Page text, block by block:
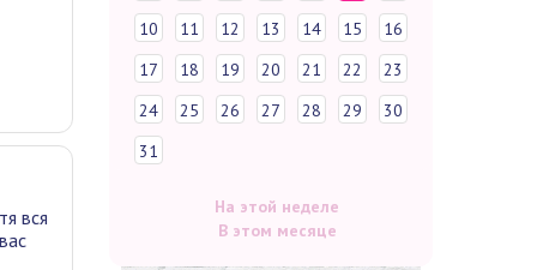
вся
10
11 12 13 14 15
16
17
18 19 20 21 22
23
24
25 26 27 28 29
30
31
На этой неделе
В этом месяце